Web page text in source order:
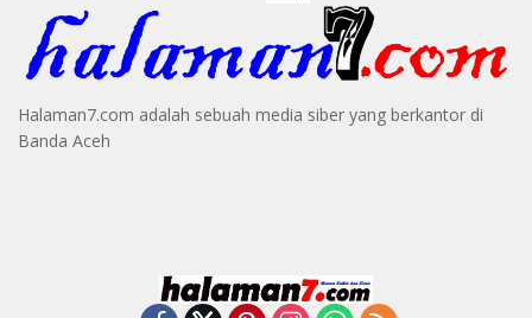
Halaman7.com adalah sebuah media siber yang berkantor di
Banda Aceh